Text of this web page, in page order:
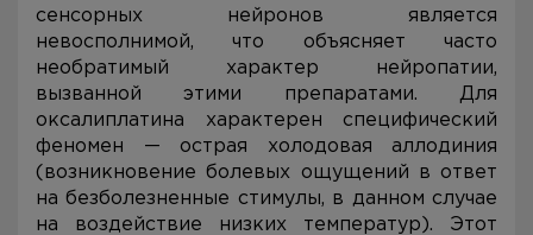
сенсорных нейронов является
невосполнимой, что объясняет часто
необратимый характер нейропатии,
вызванной этими препаратами. Для
оксалиплатина характерен специфический
феномен — острая холодовая аллодиния
(возникновение болевых ощущений в ответ
на безболезненные стимулы, в данном случае
на воздействие низких температур). Этот